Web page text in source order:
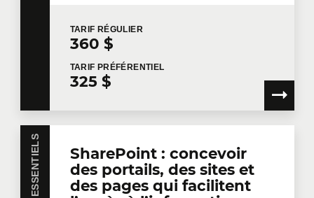
Localisation pour la formation
En cochant cette case, je confirme avoir lu et accepté
TARIF RÉGULIER
360 $
TARIF PRÉFÉRENTIEL
325 $
SharePoint : concevoir
des portails, des sites et
des pages qui facilitent